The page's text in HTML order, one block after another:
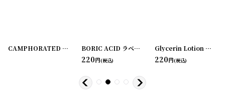
220114-10] 220114-9]
CAMPHORATED OIL ラベル2枚セット ZUMSTEG BROS [220114-6]
BORIC ACID ラベル2枚セット ZUMSTEG BROS
220円(税込)
Glycerin Lotion ラベル2枚セット ZUMSTEG BROS
220円(税込)